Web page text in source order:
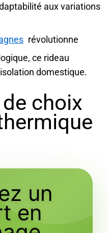
aux variations
révolutionne
ce rideau
domestique.
choix
un
en